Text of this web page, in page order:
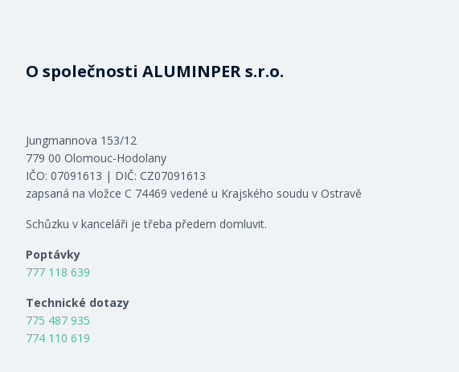
O společnosti ALUMINPER s.r.o.
Jungmannova 153/12
779 00 Olomouc-Hodolany
IČO: 07091613 | DIČ: CZ07091613
zapsaná na vložce C 74469 vedené u Krajského soudu v Ostravě
Schůzku v kanceláři je třeba předem domluvit.
Poptávky
777 118 639
Technické dotazy
775 487 935
774 110 619